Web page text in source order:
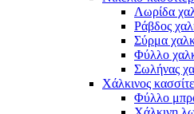
Λωρίδα
Ράβδος
Σύρμα
Φύλλο
Σωλήνας
Χάλκινος
Φύλλο